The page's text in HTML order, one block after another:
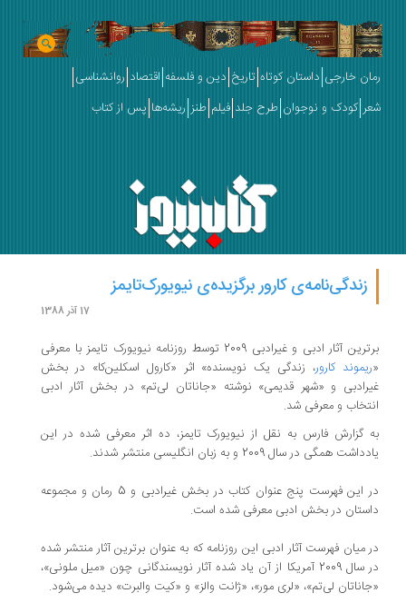
رمان خارجی داستان کوتاه تاریخ دین و فلسفه اقتصاد روانشناسی
شعر کودک و نوجوان طرح جلد فیلم طنز ریشه‌ها پس از کتاب
زندگی‌نامه‌ی کارور برگزیده‌ی نیویورک‌تایمز
17 آذر 1388
برترین آثار ادبی و غیرادبی 2009 توسط روزنامه نیویورک تایمز با معرفی
«ریموند کارور، زندگی یک ‌نویسنده» اثر «کارول اسکلین‌کا» در بخش
غیرادبی و «شهر قدیمی» نوشته «جاناتان لی‌تم» در بخش آثار ادبی
انتخاب و معرفی شد.
به گزارش فارس به نقل از نیویورک تایمز، ده اثر معرفی شده در این
یادداشت همگی در سال 2009 و به زبان انگلیسی منتشر شدند.
در این فهرست پنج عنوان کتاب در بخش غیرادبی و 5 رمان و مجموعه
داستان در بخش ادبی معرفی شده است.
در میان فهرست آثار ادبی این روزنامه که به عنوان برترین آثار منتشر شده
در سال 2009 آمریکا از آن یاد شده آثار نویسندگانی چون «میل ملونی»،
«جاناتان لی‌تم»، «لری مور»، «ژانت والز» و «‌کیت والبرت» دیده می‌شود.